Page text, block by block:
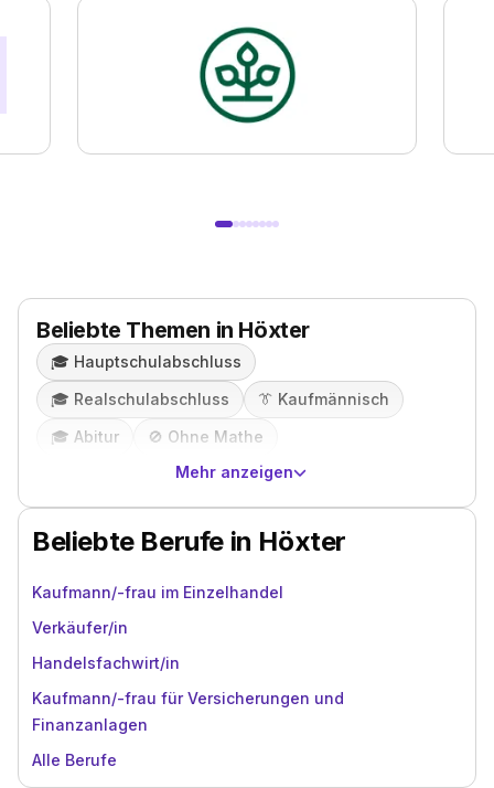
Beliebte Themen in Höxter
🎓️ Hauptschulabschluss
🎓️ Realschulabschluss 👔 Kaufmännisch
🎓️ Abitur 🚫 Ohne Mathe
Mehr anzeigen
Beliebte Berufe in Höxter
Kaufmann/-frau im Einzelhandel
Verkäufer/in
Handelsfachwirt/in
Kaufmann/-frau für Versicherungen und
Finanzanlagen
Alle Berufe